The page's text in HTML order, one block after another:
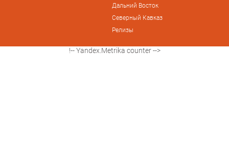
Дальний Восток
Северный Кавказ
Релизы
!-- Yandex.Metrika counter -->